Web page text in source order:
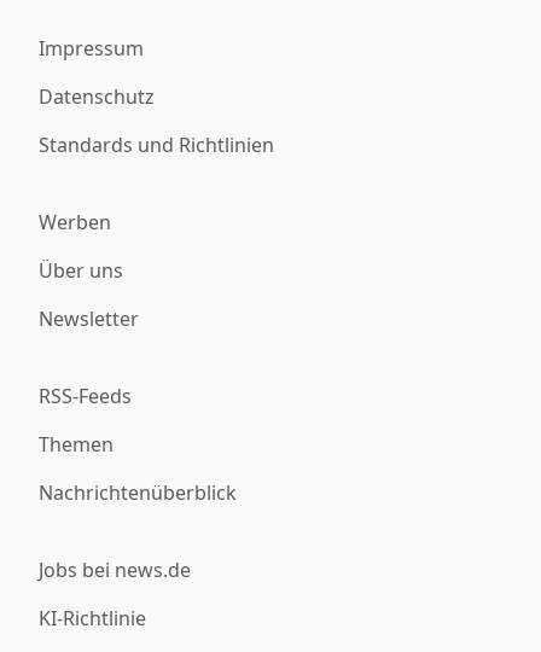
Impressum
Datenschutz
Standards und Richtlinien
Werben
Über uns
Newsletter
RSS-Feeds
Themen
Nachrichtenüberblick
Jobs bei news.de
KI-Richtlinie